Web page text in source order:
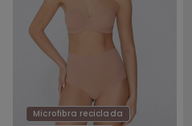
Microfibra reciclada